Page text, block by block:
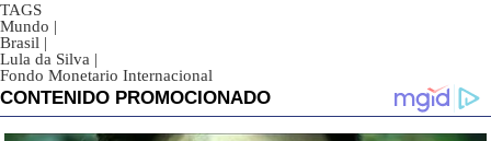
TAGS
Mundo |
Brasil |
Lula da Silva |
Fondo Monetario Internacional